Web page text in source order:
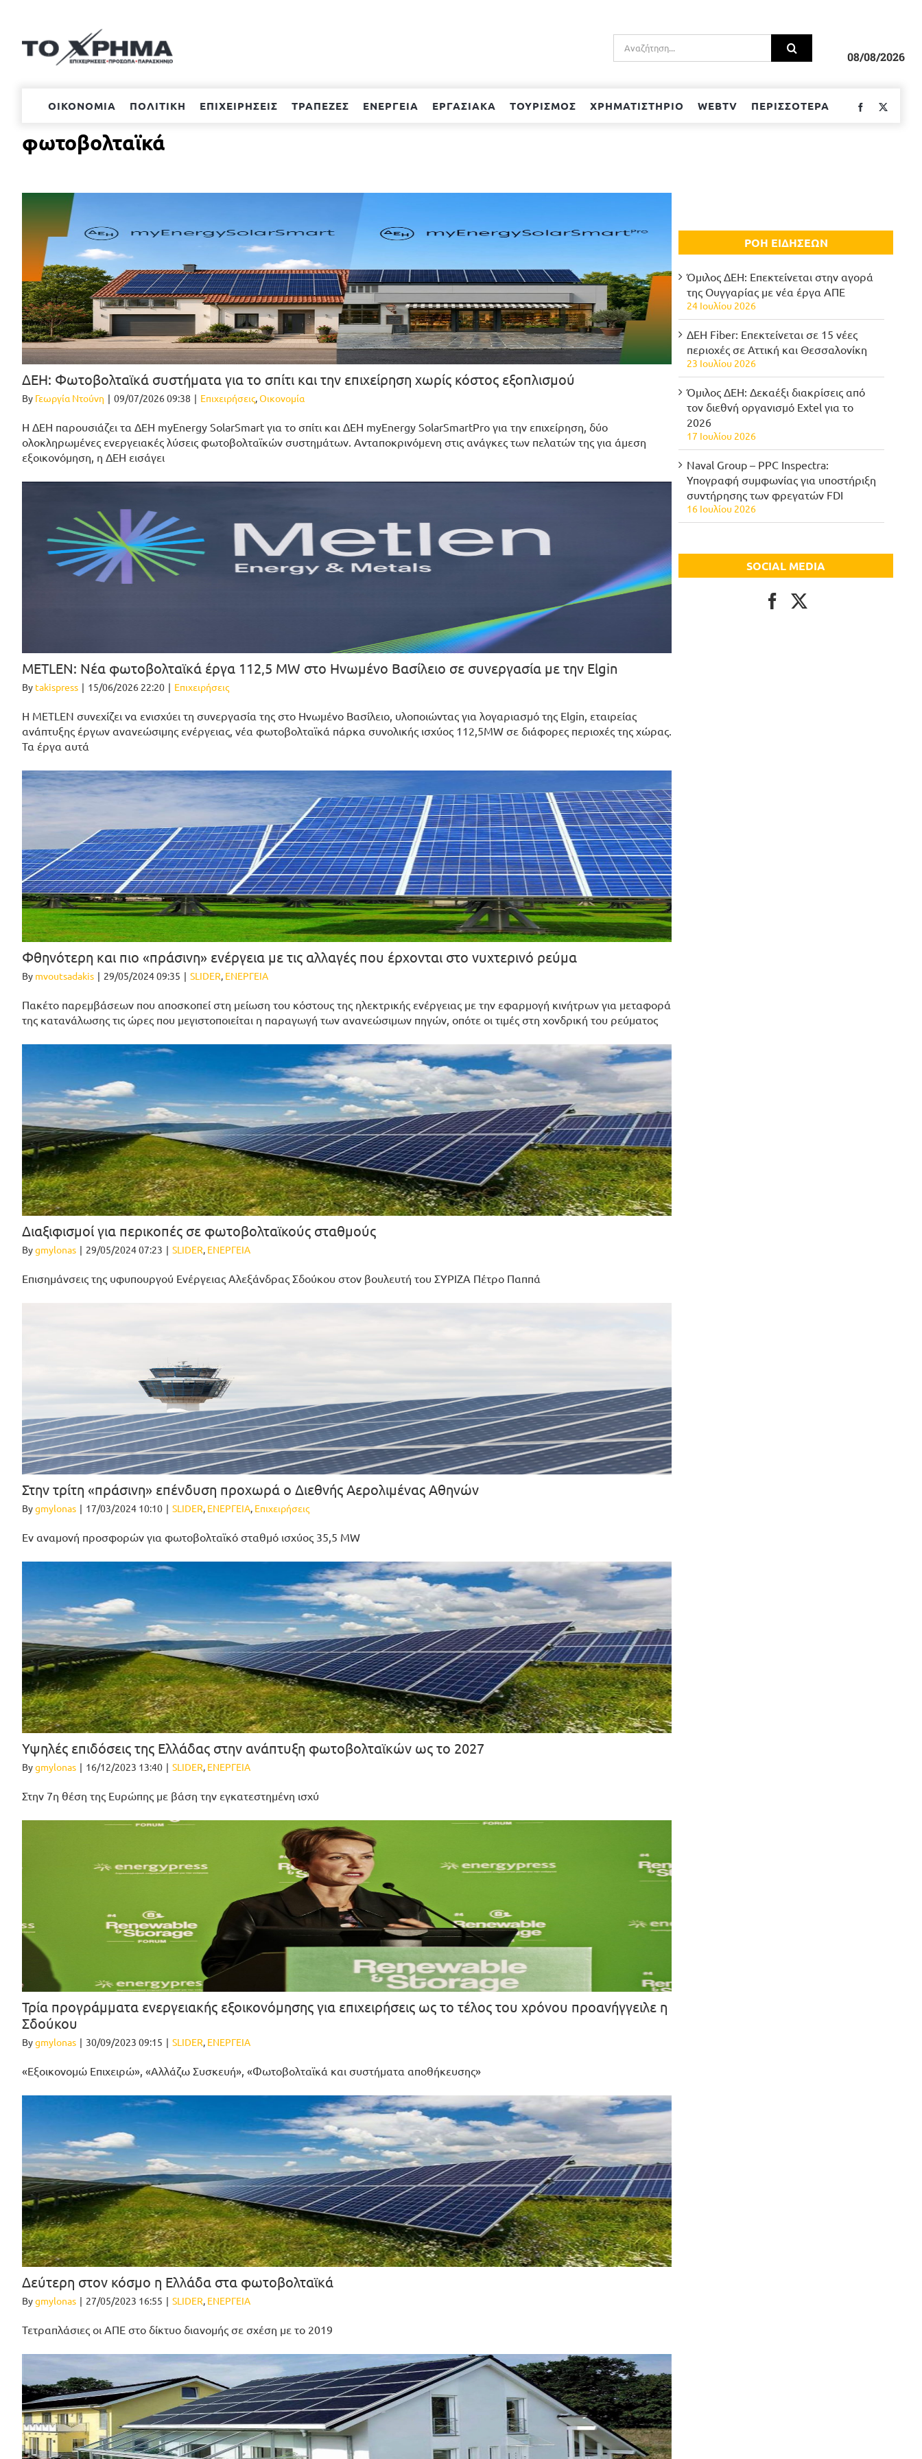
περιεχόμενο
Αναζήτηση
για:
08/08/2026
ΟΙΚΟΝΟΜΙΑ ΠΟΛΙΤΙΚΗ ΕΠΙΧΕΙΡΗΣΕΙΣ ΤΡΑΠΕΖΕΣ ΕΝΕΡΓΕΙΑ ΕΡΓΑΣΙΑΚΑ ΤΟΥΡΙΣΜΟΣ ΧΡΗΜΑΤΙΣΤΗΡΙΟ WEBTV ΠΕΡΙΣΣΟΤΕΡΑ Facebook
φωτοβολταϊκά
ΔΕΗ: Φωτοβολταϊκά συστήματα για το σπίτι και την επιχείρηση χωρίς κόστος εξοπλισμού
By Γεωργία Ντούνη | 09/07/2026 09:38 | Επιχειρήσεις,Οικονομία
Η ΔΕΗ παρουσιάζει τα ΔΕΗ myEnergy SolarSmart για το σπίτι και ΔΕΗ myEnergy SolarSmartPro για την επιχείρηση, δύο
ολοκληρωμένες ενεργειακές λύσεις φωτοβολταϊκών συστημάτων. Ανταποκρινόμενη στις ανάγκες των πελατών της για άμεση
εξοικονόμηση, η ΔΕΗ εισάγει
METLEN: Νέα φωτοβολταϊκά έργα 112,5 MW στο Ηνωμένο Βασίλειο σε συνεργασία με την Elgin
By takispress | 15/06/2026 22:20 | Επιχειρήσεις
Η METLEN συνεχίζει να ενισχύει τη συνεργασία της στο Ηνωμένο Βασίλειο, υλοποιώντας για λογαριασμό της Elgin, εταιρείας
ανάπτυξης έργων ανανεώσιμης ενέργειας, νέα φωτοβολταϊκά πάρκα συνολικής ισχύος 112,5MW σε διάφορες περιοχές της χώρας.
Τα έργα αυτά
Φθηνότερη και πιο «πράσινη» ενέργεια με τις αλλαγές που έρχονται στο νυχτερινό ρεύμα
By mvoutsadakis | 29/05/2024 09:35 | SLIDER, ΕΝΕΡΓΕΙΑ
Πακέτο παρεμβάσεων που αποσκοπεί στη μείωση του κόστους της ηλεκτρικής ενέργειας με την εφαρμογή κινήτρων για μεταφορά
της κατανάλωσης τις ώρες που μεγιστοποιείται η παραγωγή των ανανεώσιμων πηγών, οπότε οι τιμές στη χονδρική του ρεύματος
Διαξιφισμοί για περικοπές σε φωτοβολταϊκούς σταθμούς
Bygmylonas | 29/05/2024 07:23 | SLIDER, ΕΝΕΡΓΕΙΑ
Επισημάνσεις της υφυπουργού Ενέργειας Αλεξάνδρας Σδούκου στον βουλευτή του ΣΥΡΙΖΑ Πέτρο Παππά
Στην τρίτη «πράσινη» επένδυση προχωρά ο Διεθνής Αερολιμένας Αθηνών
Bygmylonas | 17/03/2024 10:10 | SLIDER, ΕΝΕΡΓΕΙΑ, Επιχειρήσεις
Εν αναμονή προσφορών για φωτοβολταϊκό σταθμό ισχύος 35,5 MW
Υψηλές επιδόσεις της Ελλάδας στην ανάπτυξη φωτοβολταϊκών ως το 2027
Bygmylonas | 16/12/2023 13:40 | SLIDER, ΕΝΕΡΓΕΙΑ
Στην 7η θέση της Ευρώπης με βάση την εγκατεστημένη ισχύ
Τρία προγράμματα ενεργειακής εξοικονόμησης για επιχειρήσεις ως το τέλος του χρόνου προανήγγειλε η
Σδούκου
Bygmylonas | 30/09/2023 09:15 | SLIDER, ΕΝΕΡΓΕΙΑ
«Εξοικονομώ Επιχειρώ», «Αλλάζω Συσκευή», «Φωτοβολταϊκά και συστήματα αποθήκευσης»
Δεύτερη στον κόσμο η Ελλάδα στα φωτοβολταϊκά
Bygmylonas | 27/05/2023 16:55 | SLIDER, ΕΝΕΡΓΕΙΑ
Τετραπλάσιες οι ΑΠΕ στο δίκτυο διανομής σε σχέση με το 2019
ΡΟΗ ΕΙΔΗΣΕΩΝ
Όμιλος ΔΕΗ: Επεκτείνεται στην αγορά
της Ουγγαρίας με νέα έργα ΑΠΕ
24 Ιουλίου 2026
ΔΕΗ Fiber: Επεκτείνεται σε 15 νέες
περιοχές σε Αττική και Θεσσαλονίκη
23 Ιουλίου 2026
Όμιλος ΔΕΗ: Δεκαέξι διακρίσεις από
τον διεθνή οργανισμό Extel για το
2026
17 Ιουλίου 2026
Naval Group – PPC Inspectra:
Υπογραφή συμφωνίας για υποστήριξη
συντήρησης των φρεγατών FDI
16 Ιουλίου 2026
SOCIAL MEDIA